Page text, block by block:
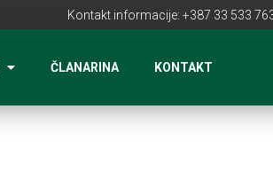
Kontakt informacije: +387 33 533
ČLANARINA KONTAKT